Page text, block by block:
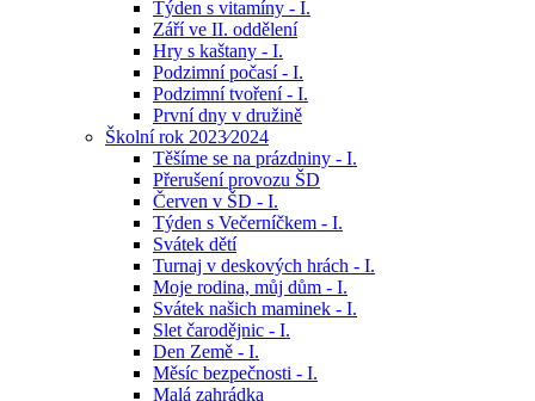
Týden s vitamíny - I.
Září ve II. oddělení
Hry s kaštany - I.
Podzimní počasí - I.
Podzimní tvoření - I.
První dny v družině
Školní rok 2023⁄2024
Těšíme se na prázdniny - I.
Přerušení provozu ŠD
Červen v ŠD - I.
Týden s Večerníčkem - I.
Svátek dětí
Turnaj v deskových hrách - I.
Moje rodina, můj dům - I.
Svátek našich maminek - I.
Slet čarodějnic - I.
Den Země - I.
Měsíc bezpečnosti - I.
Malá zahrádka